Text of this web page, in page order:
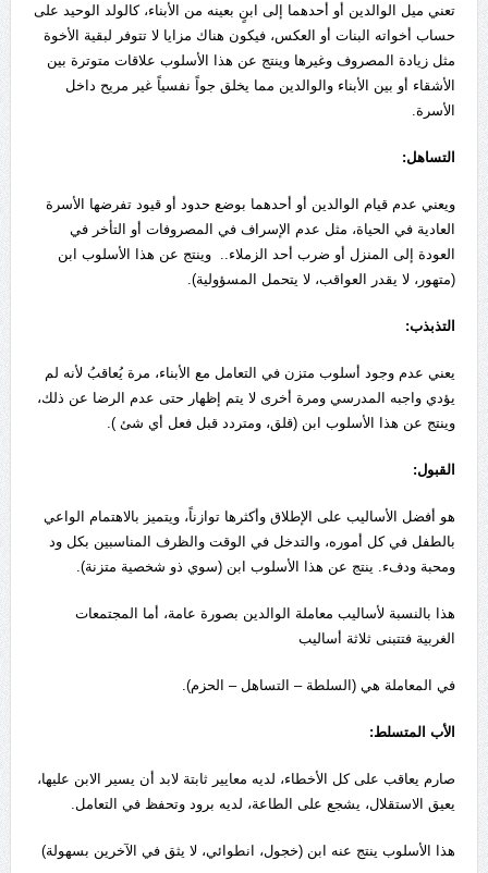
تعني ميل الوالدين أو أحدهما إلى ابنٍ بعينه من الأبناء، كالولد الوحيد على
حساب أخواته البنات أو العكس، فيكون هناك مزايا لا تتوفر لبقية الأخوة
مثل زيادة المصروف وغيرها وينتج عن هذا الأسلوب علاقات متوترة بين
الأشقاء أو بين الأبناء والوالدين مما يخلق جواً نفسياً غير مريح داخل
الأسرة.
التساهل:
ويعني عدم قيام الوالدين أو أحدهما بوضع حدود أو قيود تفرضها الأسرة
العادية في الحياة، مثل عدم الإسراف في المصروفات أو التأخر في
العودة إلى المنزل أو ضرب أحد الزملاء.. وينتج عن هذا الأسلوب ابن
(متهور، لا يقدر العواقب، لا يتحمل المسؤولية).
التذبذب:
يعني عدم وجود أسلوب متزن في التعامل مع الأبناء، مرة يُعاقبُ لأنه لم
يؤدي واجبه المدرسي ومرة أخرى لا يتم إظهار حتى عدم الرضا عن ذلك،
وينتج عن هذا الأسلوب ابن (قلق، ومتردد قبل فعل أي شئ ).
القبول:
هو أفضل الأساليب على الإطلاق وأكثرها توازناً، ويتميز بالاهتمام الواعي
بالطفل في كل أموره، والتدخل في الوقت والظرف المناسبين بكل ود
ومحبة ودفء. ينتج عن هذا الأسلوب ابن (سوي ذو شخصية متزنة).
هذا بالنسبة لأساليب معاملة الوالدين بصورة عامة، أما المجتمعات
الغربية فتتبنى ثلاثة أساليب
في المعاملة هي (السلطة – التساهل – الحزم).
الأب المتسلط:
صارم يعاقب على كل الأخطاء، لديه معايير ثابتة لابد أن يسير الابن عليها،
يعيق الاستقلال، يشجع على الطاعة، لديه برود وتحفظ في التعامل.
هذا الأسلوب ينتج عنه ابن (خجول، انطوائي، لا يثق في الآخرين بسهولة)